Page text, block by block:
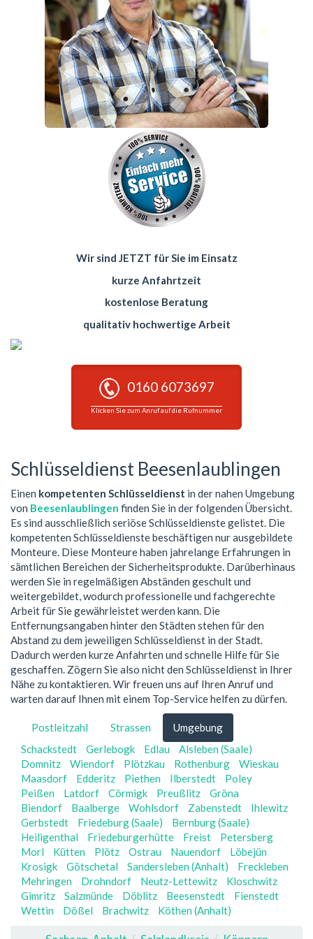
Wir sind JETZT für Sie im Einsatz
kurze Anfahrtzeit
kostenlose Beratung
qualitativ hochwertige Arbeit
0160 6073697
Klicken Sie zum Anruf auf die Rufnummer
Schlüsseldienst Beesenlaublingen
Einen kompetenten Schlüsseldienst in der nahen Umgebung
von Beesenlaublingen finden Sie in der folgenden Übersicht.
Es sind ausschließlich seriöse Schlüsseldienste gelistet. Die
kompetenten Schlüsseldienste beschäftigen nur ausgebildete
Monteure. Diese Monteure haben jahrelange Erfahrungen in
sämtlichen Bereichen der Sicherheitsprodukte. Darüberhinaus
werden Sie in regelmäßigen Abständen geschult und
weitergebildet, wodurch professionelle und fachgerechte
Arbeit für Sie gewährleistet werden kann. Die
Entfernungsangaben hinter den Städten stehen für den
Abstand zu dem jeweiligen Schlüsseldienst in der Stadt.
Dadurch werden kurze Anfahrten und schnelle Hilfe für Sie
geschaffen. Zögern Sie also nicht den Schlüsseldienst in Ihrer
Nähe zu kontaktieren. Wir freuen uns auf Ihren Anruf und
warten darauf Ihnen mit einem Top-Service helfen zu dürfen.
Postleitzahl Strassen
Umgebung
Schackstedt
Gerlebogk Edlau
Alsleben (Saale)
Domnitz
Wiendorf Plötzkau Rothenburg
Wieskau
Maasdorf
Edderitz Piethen Ilberstedt
Poley
Peißen
Latdorf Cörmigk Preußlitz
Gröna
Biendorf
Baalberge Wohlsdorf Zabenstedt
Ihlewitz
Gerbstedt
Friedeburg (Saale)
Bernburg (Saale)
Heiligenthal
Friedeburgerhütte Freist
Petersberg
Morl
Kütten Plötz Ostrau Nauendorf
Löbejün
Krosigk
Götschetal Sandersleben (Anhalt)
Freckleben
Mehringen
Drohndorf Neutz-Lettewitz
Kloschwitz
Gimritz
Salzmünde Döblitz Beesenstedt
Fienstedt
Wettin
Dößel Brachwitz Köthen (Anhalt)